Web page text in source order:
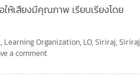
ห้เสียงมีคุณภาพ เรียบเรียงโดย
, Learning Organization, LO,Siriraj,Siriraj
a comment